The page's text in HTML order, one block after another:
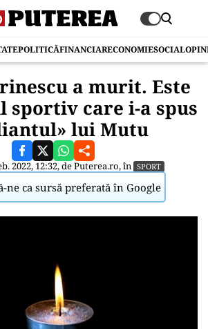
POLITICĂFINANCIARECONOMIESOCIAL
a murit. Este
care i-a spus
lui Mutu
2022, 12:32, dePuterea.ro, în SPORT
ne ca sursă preferată în Google